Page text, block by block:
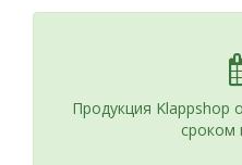
Продукция Klappshop
сроком